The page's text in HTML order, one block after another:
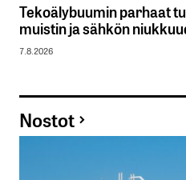
Tekoälybuumin parhaat
muistin ja sähkön
7.8.2026
Nostot